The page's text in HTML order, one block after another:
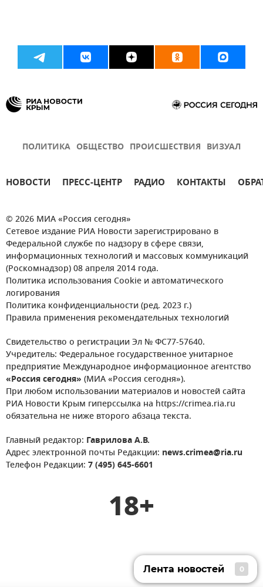
ПОЛИТИКА ОБЩЕСТВО ПРОИСШЕСТВИЯ ВИЗУАЛ
НОВОСТИ ПРЕСС-ЦЕНТР РАДИО КОНТАКТЫ
© 2026 МИА «Россия сегодня»
Сетевое издание РИА Новости зарегистрировано в
Федеральной службе по надзору в сфере связи,
информационных технологий и массовых коммуникаций
(Роскомнадзор) 08 апреля 2014 года.
Политика использования Cookie и автоматического
логирования
Политика конфиденциальности (ред. 2023 г.)
Правила применения рекомендательных технологий
Свидетельство о регистрации Эл № ФС77-57640.
Учредитель: Федеральное государственное унитарное
предприятие Международное информационное агентство
«Россия сегодня» (МИА «Россия сегодня»).
При любом использовании материалов и новостей сайта
РИА Новости Крым гиперссылка на https://crimea.ria.ru
обязательна не ниже второго абзаца текста.
Главный редактор: Гаврилова А.В.
Адрес электронной почты Редакции: news.crimea@ria.ru
Телефон Редакции: 7 (495) 645-6601
18+
Лента новостей 0